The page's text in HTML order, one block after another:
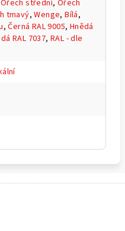
Ořech střední, Ořech
tmavý,Wenge,Bílá,
,Černá RAL 9005, Hnědá
RAL 7037,RAL - dle